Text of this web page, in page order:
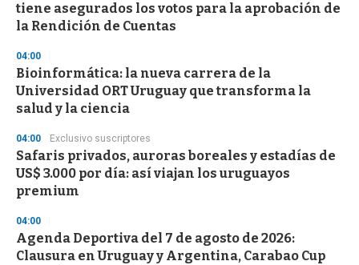
tiene asegurados los votos para la aprobación de
la Rendición de Cuentas
04:00
Bioinformática: la nueva carrera de la
Universidad ORT Uruguay que transforma la
salud y la ciencia
04:00 Exclusivo suscriptores
Safaris privados, auroras boreales y estadías de
US$ 3.000 por día: así viajan los uruguayos
premium
04:00
Agenda Deportiva del 7 de agosto de 2026:
Clausura en Uruguay y Argentina, Carabao Cup